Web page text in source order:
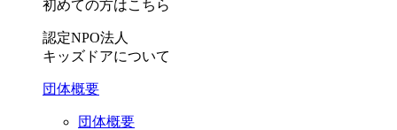
初めての方はこちら
認定NPO法人
キッズドアについて
団体概要
団体概要